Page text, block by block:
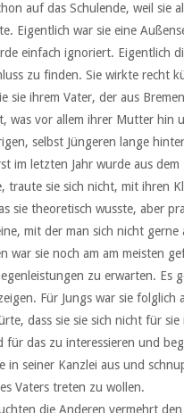
auf das Schulende, weil sie
Eigentlich war sie eine
einfach ignoriert. Eigentlich
zu finden. Sie wirkte recht
sie ihrem Vater, der aus
was vor allem ihrer Mutter hin
selbst Jüngeren lange
im letzten Jahr wurde aus
traute sie sich nicht, mit ihren
sie theoretisch wusste, aber
mit der man sich nicht
war sie noch am am meisten
zu erwarten. Es
Für Jungs war sie
dass sie sie sich nicht für
für das zu interessieren und
in seiner Kanzlei aus und
Vaters treten zu wollen.
die Anderen vermehrt